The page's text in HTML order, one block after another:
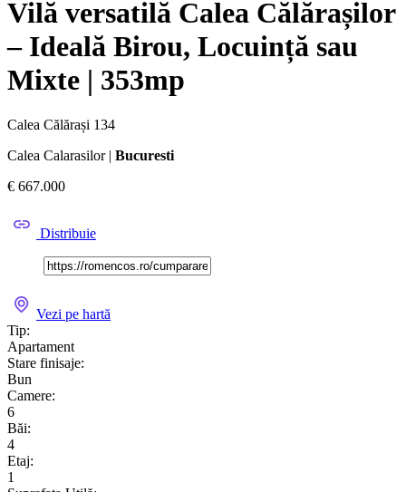
Vilă versatilă Calea Călărașilor
– Ideală Birou, Locuință sau
Mixte | 353mp
Calea Călărași 134
Calea Calarasilor | Bucuresti
€ 667.000
Distribuie
Vezi pe hartă
Tip:
Apartament
Stare finisaje:
Bun
Camere:
6
Băi:
4
Etaj:
1